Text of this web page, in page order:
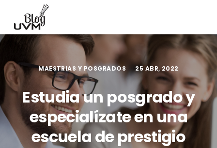
MAESTRIAS Y POSGRADOS 25 ABR, 2022
Estudia un posgrado y
especialízate en una
escuela de prestigio